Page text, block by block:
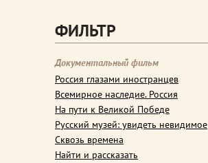
ФИЛЬТР
Документальный фильм
Россия глазами иностранцев
Всемирное наследие. Россия
На пути к Великой Победе
Русский музей: увидеть невидимое
Сквозь времена
Найти и рассказать